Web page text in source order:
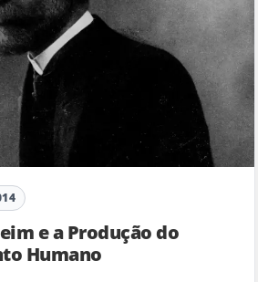
e a Produção do
Humano